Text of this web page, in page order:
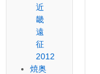
近
畿
遠
征
2012
焼奥